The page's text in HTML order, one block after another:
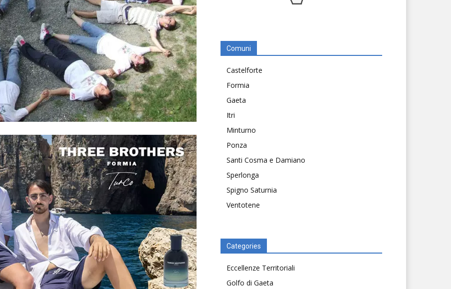
Comuni
Castelforte
Formia
Gaeta
Itri
Minturno
Ponza
Santi Cosma e Damiano
Sperlonga
Spigno Saturnia
Ventotene
Categories
Eccellenze Territoriali
Golfo di Gaeta